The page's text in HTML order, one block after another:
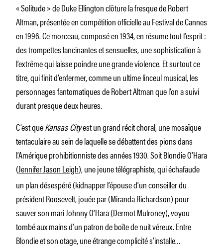
« Solitude »de Duke Ellington clôture la fresque de Robert
Altman, présentée en compétition officielle au Festival de Cannes
en 1996. Ce morceau, composé en 1934, en résume tout l’esprit :
des trompettes lancinantes et sensuelles, une sophistication à
l’extrême qui laisse poindre une grande violence. Et surtout ce
titre, qui finit d’enfermer, comme un ultime linceul musical, les
personnages fantomatiques de Robert Altman que l’on a suivi
durant presque deux heures.
C’est queKansas Cityest un grand récit choral, une mosaïque
tentaculaire au sein de laquelle se débattent des pions dans
l’Amérique prohibitionniste des années 1930. Soit Blondie O’Hara
(Jennifer Jason Leigh), une jeune télégraphiste, qui échafaude
un plan désespéré (kidnapper l’épouse d’un conseiller du
président Roosevelt, jouée par (Miranda Richardson) pour
sauver son mari Johnny O’Hara (Dermot Mulroney), voyou
tombé aux mains d’un patron de boîte de nuit véreux. Entre
Blondie et son otage, une étrange complicité s’installe…